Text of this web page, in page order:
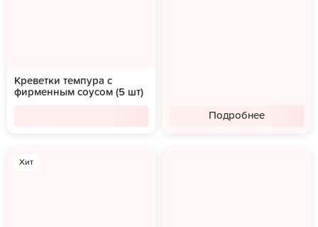
Креветки темпура с
фирменным соусом (5 шт)
Подробнее
Хит